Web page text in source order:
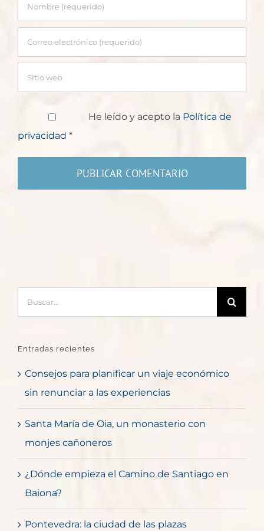
He leído y acepto la Política de
privacidad *
Entradas recientes
Consejos para planificar un viaje económico
sin renunciar a las experiencias
Santa María de Oia, un monasterio con
monjes cañoneros
¿Dónde empieza el Camino de Santiago en
Baiona?
Pontevedra: la ciudad de las plazas